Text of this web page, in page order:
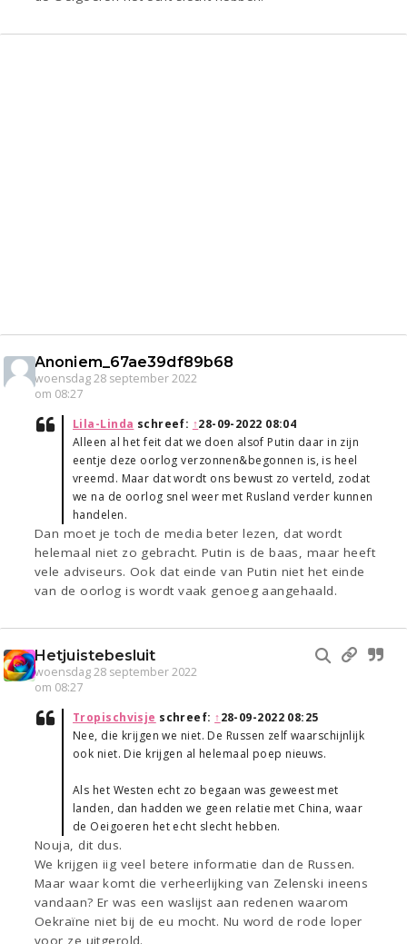
Anoniem_67ae39df89b68
woensdag 28 september 2022
om 08:27
Lila-Linda schreef: ↑28-09-2022 08:04
Alleen al het feit dat we doen alsof Putin daar in zijn
eentje deze oorlog verzonnen&begonnen is, is heel
vreemd. Maar dat wordt ons bewust zo verteld, zodat
we na de oorlog snel weer met Rusland verder kunnen
handelen.
Dan moet je toch de media beter lezen, dat wordt
helemaal niet zo gebracht. Putin is de baas, maar heeft
vele adviseurs. Ook dat einde van Putin niet het einde
van de oorlog is wordt vaak genoeg aangehaald.
Hetjuistebesluit
woensdag 28 september 2022
om 08:27
Tropischvisje schreef: ↑28-09-2022 08:25
Nee, die krijgen we niet. De Russen zelf waarschijnlijk
ook niet. Die krijgen al helemaal poep nieuws.
Als het Westen echt zo begaan was geweest met
landen, dan hadden we geen relatie met China, waar
de Oeigoeren het echt slecht hebben.
Nouja, dit dus.
We krijgen iig veel betere informatie dan de Russen.
Maar waar komt die verheerlijking van Zelenski ineens
vandaan? Er was een waslijst aan redenen waarom
Oekraïne niet bij de eu mocht. Nu word de rode loper
voor ze uitgerold.